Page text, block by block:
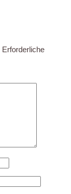
Erforderliche